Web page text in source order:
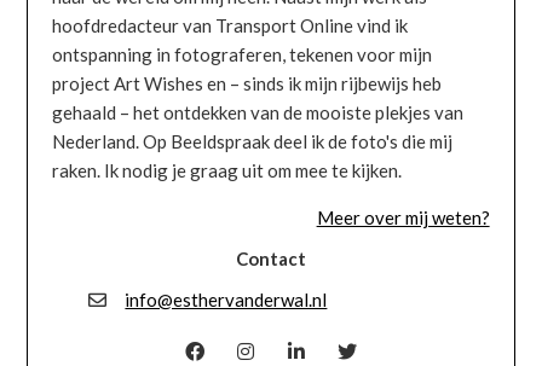
hoofdredacteur van Transport Online vind ik
ontspanning in fotograferen, tekenen voor mijn
project Art Wishes en – sinds ik mijn rijbewijs heb
gehaald – het ontdekken van de mooiste plekjes van
Nederland. Op Beeldspraak deel ik de foto's die mij
raken. Ik nodig je graag uit om mee te kijken.
Meer over mij weten?
Contact
info@esthervanderwal.nl